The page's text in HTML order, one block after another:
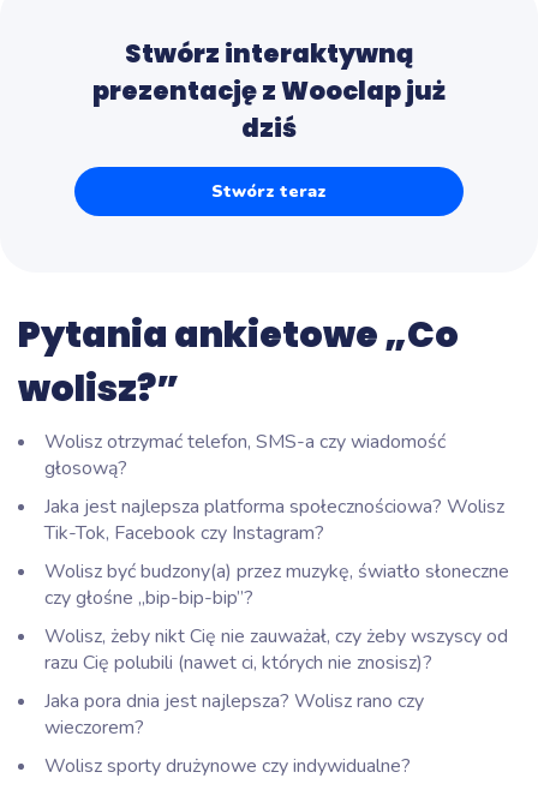
Stwórz interaktywną
prezentację z Wooclap już
dziś
Stwórz teraz
Pytania ankietowe „Co
wolisz?”
Wolisz otrzymać telefon, SMS-a czy wiadomość
głosową?
Jaka jest najlepsza platforma społecznościowa? Wolisz
Tik-Tok, Facebook czy Instagram?
Wolisz być budzony(a) przez muzykę, światło słoneczne
czy głośne „bip-bip-bip”?
Wolisz, żeby nikt Cię nie zauważał, czy żeby wszyscy od
razu Cię polubili (nawet ci, których nie znosisz)?
Jaka pora dnia jest najlepsza? Wolisz rano czy
wieczorem?
Wolisz sporty drużynowe czy indywidualne?